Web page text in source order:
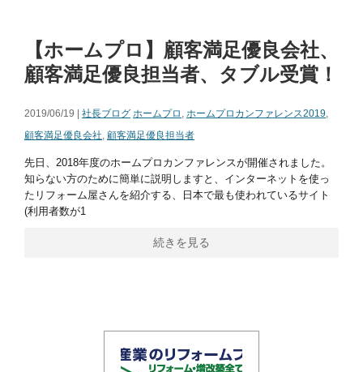
【ホームプロ】顧客満足優良会社、
顧客満足優良担当者、タブル受賞！
2019/06/19 | 社長ブログ ホームプロ , ホームプロカンファレンス2019,
顧客満足優良会社, 顧客満足優良担当者
先日、2018年度のホームプロカンファレンスが開催されました。
知らない方のために簡単に説明しますと、インターネットを使っ
たリフォーム屋さんを紹介する、日本で最も使われているサイト
(利用者数が1
続きを見る